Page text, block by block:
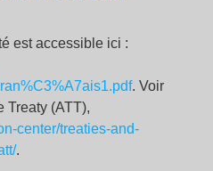
est accessible ici :
. Voir
Treaty (ATT),
center/treaties-and-
.